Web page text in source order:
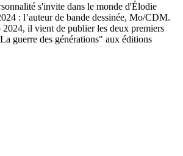
s'invite dans le monde d'Élodie
: l’auteur de bande dessinée, Mo/CDM.
il vient de publier les deux premiers
guerre des générations" aux éditions